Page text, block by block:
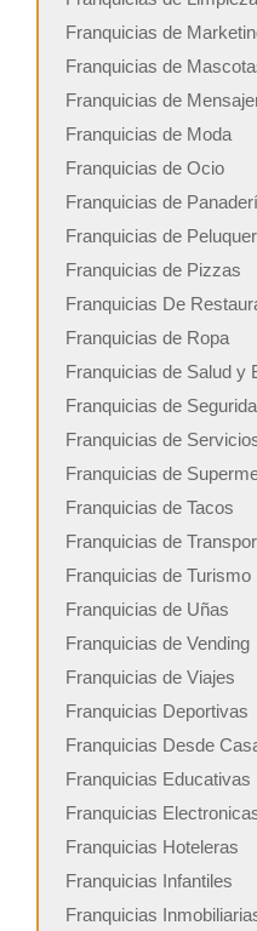
Franquicias de
Franquicias de
Franquicias de
Franquicias de Moda
Franquicias de Ocio
Franquicias de
Franquicias de
Franquicias de Pizzas
Franquicias De
Franquicias de Ropa
Franquicias de Salud y
Franquicias de
Franquicias de
Franquicias de
Franquicias de Tacos
Franquicias de
Franquicias de Turismo
Franquicias de Uñas
Franquicias de Vending
Franquicias de Viajes
Franquicias Deportivas
Franquicias Desde
Franquicias Educativas
Franquicias
Franquicias Hoteleras
Franquicias Infantiles
Franquicias